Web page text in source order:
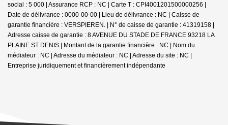
social : 5 000 | Assurance RCP : NC | Carte T : CPI4001201500000256 |
Date de délivrance : 0000-00-00 | Lieu de délivrance : NC | Caisse de
garantie financière : VERSPIEREN. | N° de caisse de garantie : 41319158 |
Adresse caisse de garantie : 8 AVENUE DU STADE DE FRANCE 93218 LA
PLAINE ST DENIS | Montant de la garantie financière : NC | Nom du
médiateur : NC | Adresse du médiateur : NC | Adresse du site : NC |
Entreprise juridiquement et financièrement indépendante